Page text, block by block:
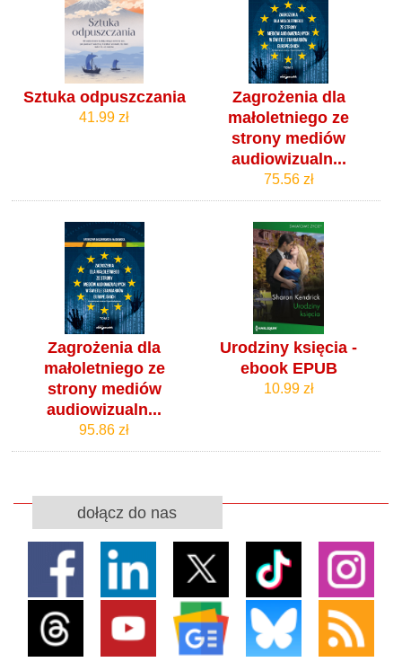
Sztuka odpuszczania
41.99 zł
Zagrożenia dla
małoletniego ze
strony mediów
audiowizualn...
75.56 zł
Zagrożenia dla
małoletniego ze
strony mediów
audiowizualn...
95.86 zł
Urodziny księcia -
ebook EPUB
10.99 zł
dołącz do nas